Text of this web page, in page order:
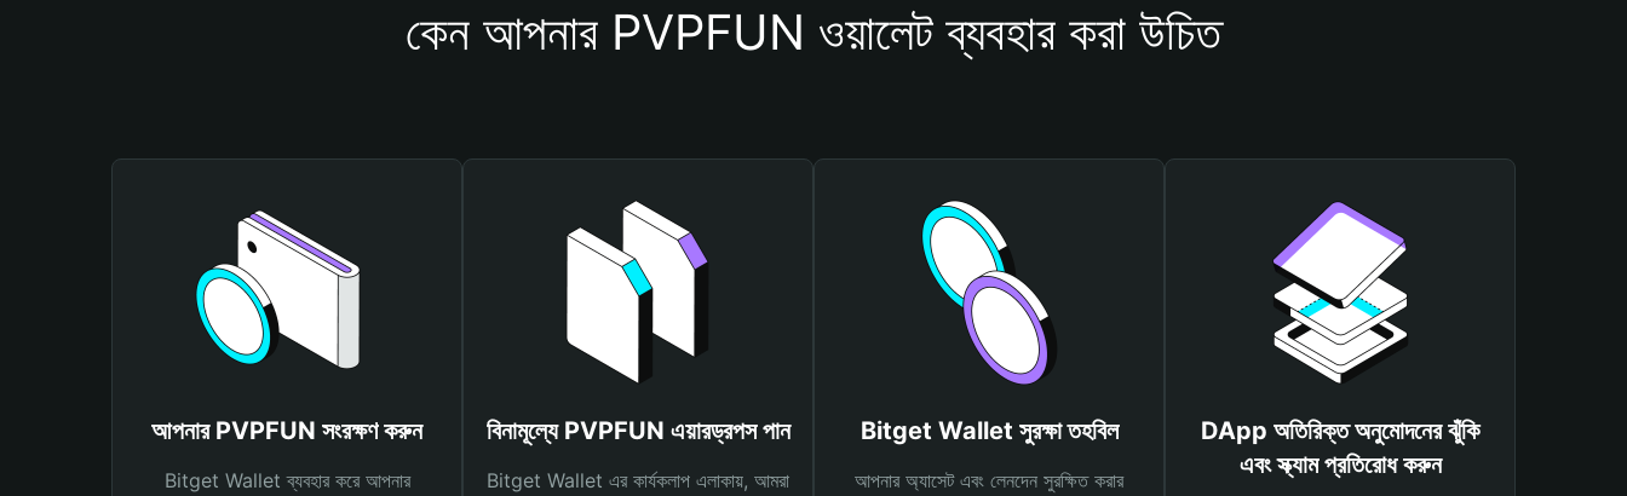
কেন আপনার PVPFUN ওয়ালেট ব্যবহার করা উচিত
আপনার PVPFUN সংরক্ষণ করুন
Bitget Wallet ব্যবহার করে আপনার
বিনামূল্যে PVPFUN এয়ারড্রপস পান
Bitget Wallet এর কার্যকলাপ এলাকায়, আমরা
Bitget Wallet সুরক্ষা তহবিল
আপনার অ্যাসেট এবং লেনদেন সুরক্ষিত করার
DApp অতিরিক্ত অনুমোদনের ঝুঁকি
এবং স্ক্যাম প্রতিরোধ করুন